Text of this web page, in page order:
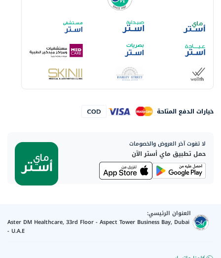
خيارات الدفع المتاحة
لا تفوت آخر العروض والخصومات
حمل تطبيق ماي أستر الآن
العنوان الرئيسي:
Aster DM Healthcare, 33rd Floor - Aspect Tower Business Bay, Dubai
- U.A.E